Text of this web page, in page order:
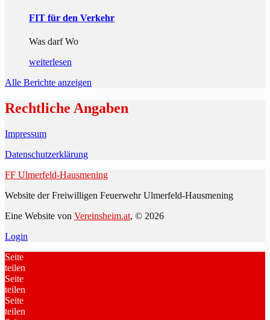
FIT für den Verkehr
Was darf Wo
weiterlesen
Alle Berichte anzeigen
Rechtliche Angaben
Impressum
Datenschutzerklärung
FF Ulmerfeld-Hausmening
Website der Freiwilligen Feuerwehr Ulmerfeld-Hausmening
Eine Website von Vereinsheim.at, © 2026
Login
Seite
teilen
Seite
teilen
Seite
teilen